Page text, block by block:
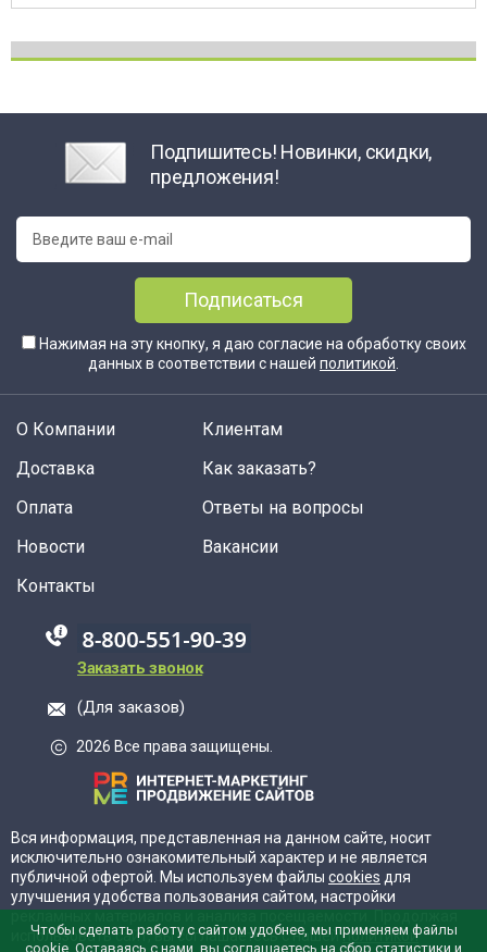
Подпишитесь! Новинки, скидки,
предложения!
Подписаться
Нажимая на эту кнопку, я даю согласие на обработку своих
данных в соответствии с нашей политикой
О Компании
Доставка
Оплата
Новости
Клиентам
Как заказать?
Ответы на вопросы
Вакансии
Контакты
88005555550
Заказать звонок
(Для заказов)
2026 Все права защищены.
Вся информация, представленная на данном сайте, носит
исключительно ознакомительный характер и не является
публичной офертой. Мы используем файлы cookies для
улучшения удобства пользования сайтом, настройки
использовать сайт, вы соглашаетесь с нашейполитикой
Чтобы сделать работу с сайтом удобнее, мы применяем файлы
cookie. Оставаясь с нами, вы соглашаетесь на сбор статистики и